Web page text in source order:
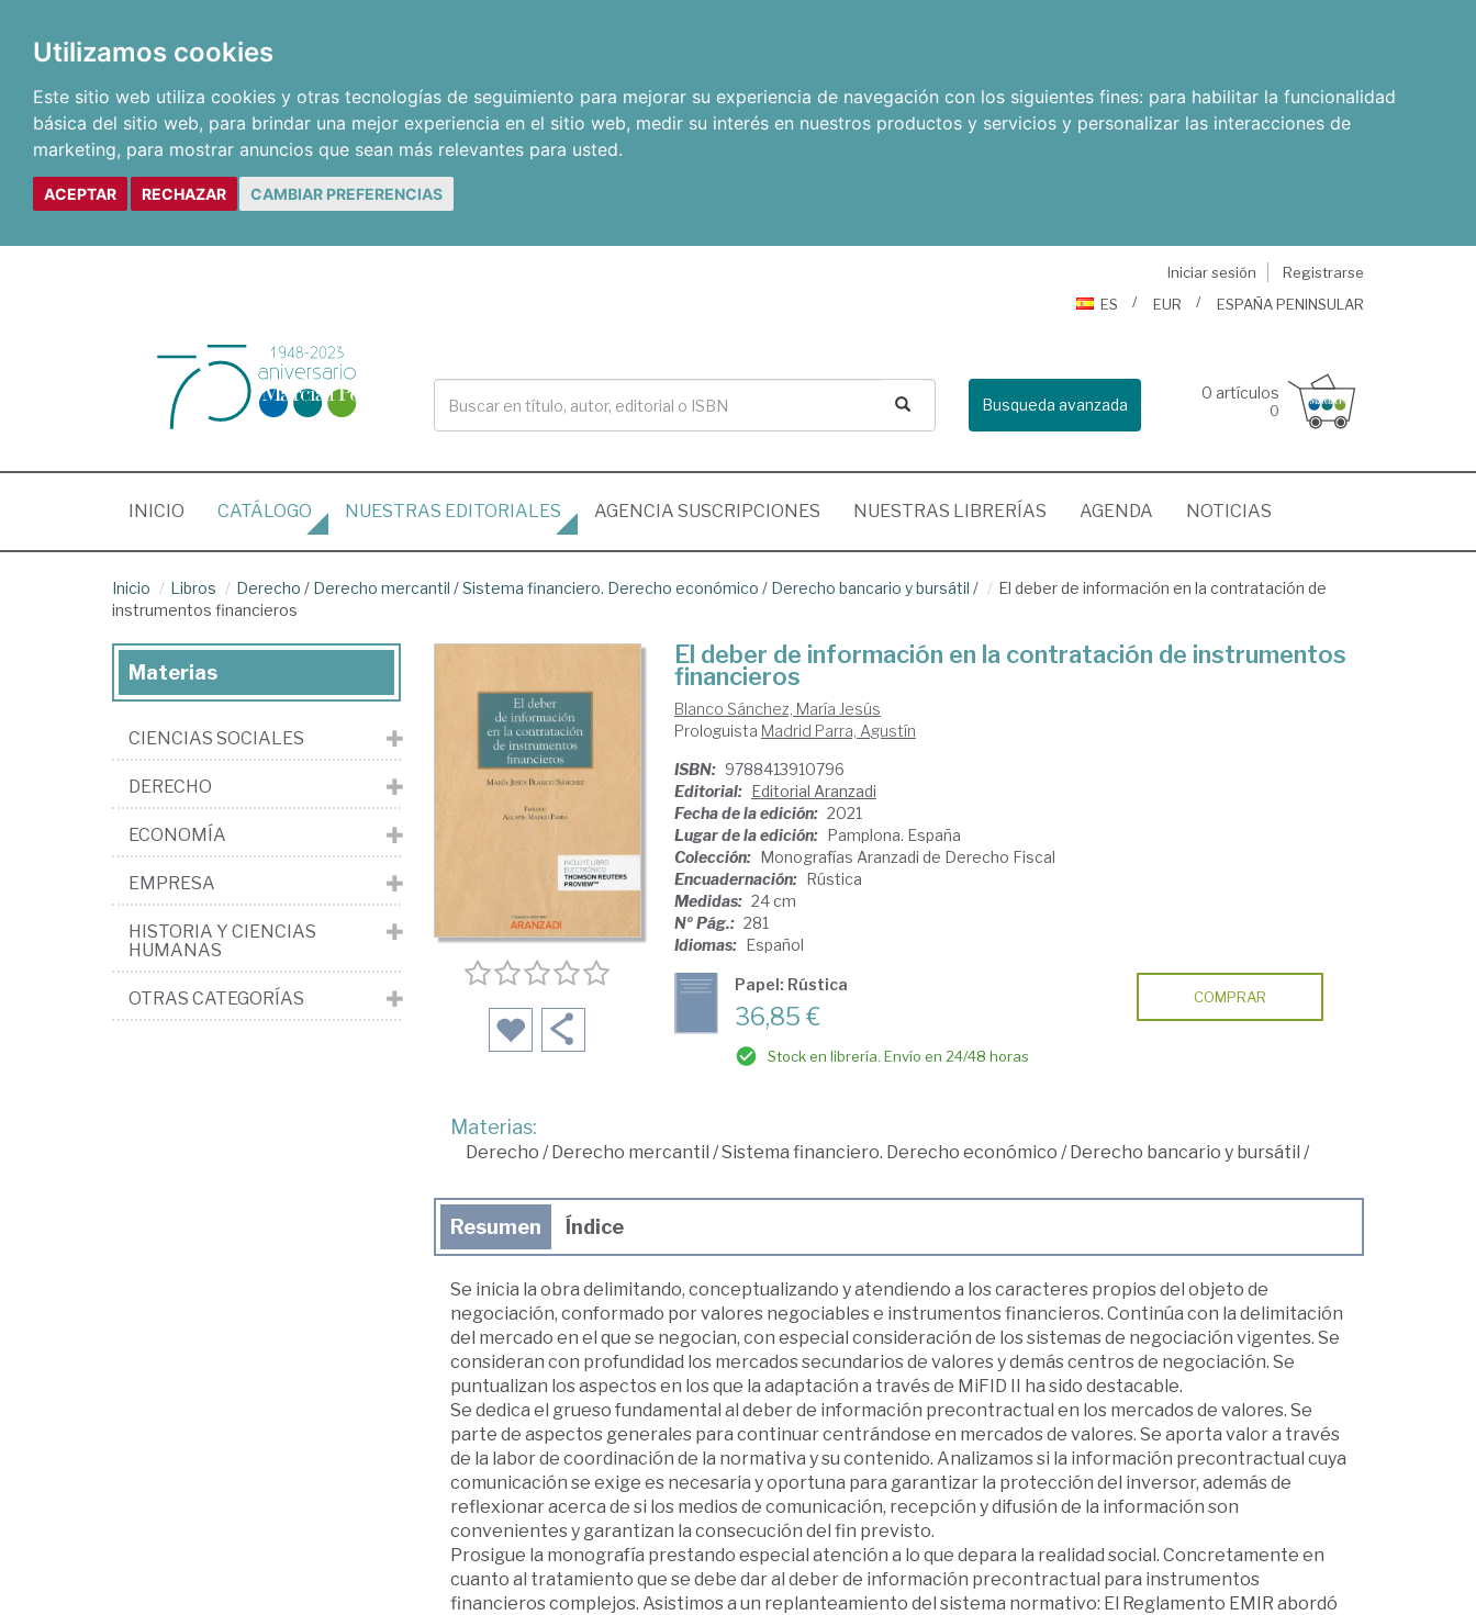
Utilizamos cookies
Este sitio web utiliza cookies y otras tecnologías de seguimiento para mejorar su experiencia de navegación con los siguientes fines: para habilitar la funcionalidad
básica del sitio web, para brindar una mejor experiencia en el sitio web, medir su interés en nuestros productos y servicios y personalizar las interacciones de
marketing, para mostrar anuncios que sean más relevantes para usted.
ACEPTAR RECHAZAR CAMBIAR PREFERENCIAS
Iniciar sesión
Registrarse
ES
EUR ESPAÑA PENINSULAR
Busqueda avanzada
0 artículos
0
INICIO (CURRENT)
CATÁLOGO NUESTRAS EDITORIALES AGENCIA SUSCRIPCIONES NUESTRAS LIBRERÍAS AGENDA NOTICIAS
Inicio Libros Derecho / Derecho mercantil /Sistema financiero. Derecho económico / Derecho bancario y bursátil /
El deber de información en la contratación de
instrumentos financieros
El deber de información en la contratación de instrumentos
financieros
Blanco Sánchez, María Jesús
Prologuista Madrid Parra, Agustín
ISBN: 9788413910796
Editorial: Editorial Aranzadi
Fecha de la edición: 2021
Lugar de la edición: Pamplona. España
Colección: Monografías Aranzadi de Derecho Fiscal
Encuadernación: Rústica
Medidas: 24 cm
Nº Pág.: 281
Idiomas: Español
Papel: Rústica
36,85 €
Stock en librería. Envío en 24/48 horas
COMPRAR
Materias:
Derecho /Derecho mercantil /Sistema financiero. Derecho económico /Derecho bancario y bursátil /
Resumen Índice
Se inicia la obra delimitando, conceptualizando y atendiendo a los caracteres propios del objeto de
negociación, conformado por valores negociables e instrumentos financieros. Continúa con la delimitación
del mercado en el que se negocian, con especial consideración de los sistemas de negociación vigentes. Se
consideran con profundidad los mercados secundarios de valores y demás centros de negociación. Se
puntualizan los aspectos en los que la adaptación a través de MiFID II ha sido destacable.
Se dedica el grueso fundamental al deber de información precontractual en los mercados de valores. Se
parte de aspectos generales para continuar centrándose en mercados de valores. Se aporta valor a través
de la labor de coordinación de la normativa y su contenido. Analizamos si la información precontractual cuya
comunicación se exige es necesaria y oportuna para garantizar la protección del inversor, además de
reflexionar acerca de si los medios de comunicación, recepción y difusión de la información son
convenientes y garantizan la consecución del fin previsto.
Prosigue la monografía prestando especial atención a lo que depara la realidad social. Concretamente en
cuanto al tratamiento que se debe dar al deber de información precontractual para instrumentos
financieros complejos. Asistimos a un replanteamiento del sistema normativo: El Reglamento EMIR abordó
Materias
CIENCIAS SOCIALES
DERECHO
ECONOMÍA
EMPRESA
HISTORIA Y CIENCIAS
HUMANAS
OTRAS CATEGORÍAS